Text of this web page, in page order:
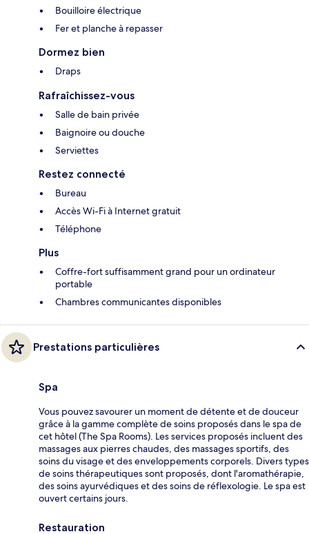
Bouilloire électrique
Fer et planche à repasser
Dormez bien
Draps
Rafraîchissez-vous
Salle de bain privée
Baignoire ou douche
Serviettes
Restez connecté
Bureau
Accès Wi-Fi à Internet gratuit
Téléphone
Plus
Coffre-fort suffisamment grand pour un ordinateur
portable
Chambres communicantes disponibles
Prestations particulières
Spa
Vous pouvez savourer un moment de détente et de douceur
grâce à la gamme complète de soins proposés dans le spa de
cet hôtel (The Spa Rooms). Les services proposés incluent des
massages aux pierres chaudes, des massages sportifs, des
soins du visage et des enveloppements corporels. Divers types
de soins thérapeutiques sont proposés, dont l'aromathérapie,
des soins ayurvédiques et des soins de réflexologie. Le spa est
ouvert certains jours.
Restauration